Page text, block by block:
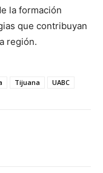
la formación
que contribuyan
región.
Tijuana UABC